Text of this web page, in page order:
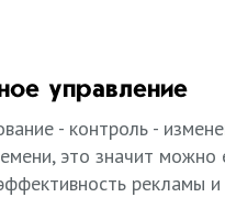
управление
- контроль -
это значит можно
рекламы и